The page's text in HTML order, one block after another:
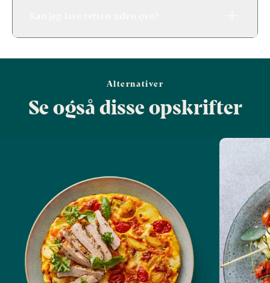
Alternativer
Se også disse opskrifter